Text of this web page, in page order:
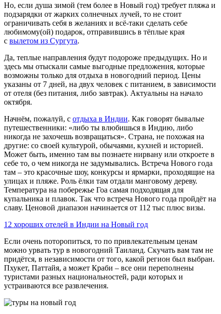
Но, если душа зимой (тем более в Новый год) требует пляжа и
подзарядки от жарких солнечных лучей, то не стоит
ограничивать себя в желаниях и всё-таки сделать себе
любимому(ой) подарок, отправившись в тёплые края
с вылетом из Сургута.
Да, теплые направления будут подороже предыдущих. Но и
здесь мы отыскали самые выгодные предложения, которые
возможны только для отдыха в новогодний период. Цены
указаны от 7 дней, на двух человек с питанием, в зависимости
от отеля (без питания, либо завтрак). Актуальны на начало
октября.
Начнём, пожалуй, с отдыха в Индии. Как говорят бывалые
путешественники: «либо ты влюбишься в Индию, либо
никогда не захочешь возвращаться». Страна, не похожая на
другие: со своей культурой, обычаями, кухней и историей.
Может быть, именно там вы познаете нирвану или откроете в
себе то, о чем никогда не задумывались. Встреча Нового года
там – это красочные шоу, конкурсы и ярмарки, проходящие на
улицах и пляже. Роль ёлки там отдали манговому дереву.
Температура на побережье Гоа самая подходящая для
купальника и плавок. Так что встреча Нового года пройдёт на
славу. Ценовой диапазон начинается от 112 тыс плюс визы.
12 хороших отелей в Индии на Новый год
Если очень поторопиться, то по привлекательным ценам
можно урвать тур в новогодний Таиланд. Скучать вам там не
придётся, в независимости от того, какой регион был выбран.
Пхукет, Паттайя, а может Краби – все они переполнены
туристами разных национальностей, ради которых и
устраиваются все развлечения.